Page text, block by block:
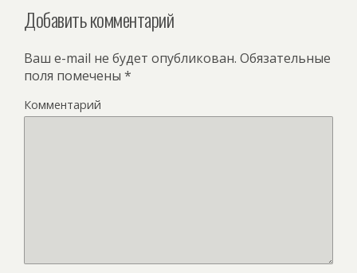
Добавить комментарий
Ваш e-mail не будет опубликован. Обязательные
поля помечены *
Комментарий